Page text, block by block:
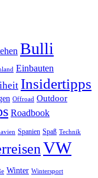
Bulli
Einbauten
Insidertipps
Offroad Outdoor
Roadbook
Spanien Spaß Technik
VW
Winter Wintersport